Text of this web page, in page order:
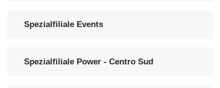
Spezialfiliale Events
Spezialfiliale Power - Centro Sud